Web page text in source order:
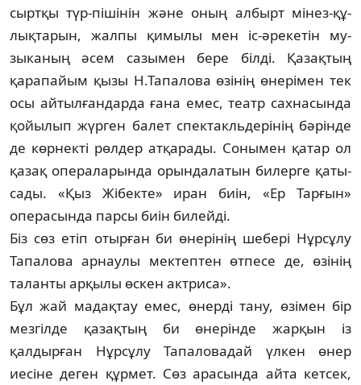
сыртқы түр-пішінін және оның албырт мінез-құ­
лық­тарын, жалпы қимылы мен іс-әре­кетін му­
зыканың әсем сазымен бере білді. Қазақ­тың
қарапайым қызы Н.Тапалова өзінің өне­рімен тек
осы айтылғандарда ғана емес, театр сахнасында
қойылып жүрген балет спек­такльдерінің бәрінде
де көрнекті рөл­дер атқарады. Сонымен қатар ол
қазақ опе­раларында орындалатын билерге қаты­
сады. «Қыз Жібекте» иран биін, «Ер Тарғын»
операсында парсы биін билейді.
Біз сөз етіп отырған би өнерінің шебері Нұрсұлу
Тапалова арнаулы мектептен өт­песе де, өзінің
таланты арқылы өскен акт­ри­са».
Бұл жай мадақтау емес, өнерді тану, өзі­­мен бір
мезгілде қазақтың би өне­рінде жарқын із
қалдырған Нұрсұлу Та­па­лова­дай үлкен өнер
иесіне деген құрмет. Сөз ара­сында айта кетсек,